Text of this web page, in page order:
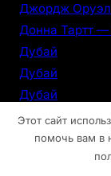
Джордж
Донна Тартт
Дубай
Дубай
Дубай
Дубай
Дубай
Этот сайт
помочь вам в